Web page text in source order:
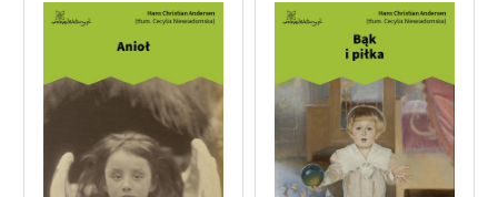
Zasady wykorzystania
Wolnych Lektur
Logotypy
Materiały promocyjne
Polityka prywatności